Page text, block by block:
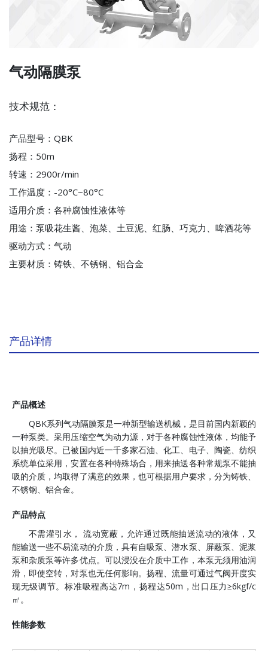
气动隔膜泵
技术规范：
产品型号：QBK
扬程：50m
转速：2900r/min
工作温度：-20°C~80°C
适用介质：各种腐蚀性液体等
用途：泵吸花生酱、泡菜、土豆泥、红肠、巧克力、啤酒花等
驱动方式：气动
主要材质：铸铁、不锈钢、铝合金
产品详情
产品概述
QBK系列气动隔膜泵是一种新型输送机械，是目前国内新颖的
一种泵类。采用压缩空气为动力源，对于各种腐蚀性液体，均能予
以抽光吸尽。已被国内近一千多家石油、化工、电子、陶瓷、纺织
系统单位采用，安置在各种特殊场合，用来抽送各种常规泵不能抽
吸的介质，均取得了满意的效果，也可根据用户要求，分为铸铁、
不锈钢、铝合金。
产品特点
不需灌引水， 流动宽蔽，允许通过既能抽送流动的液体，又
能输送一些不易流动的介质，具有自吸泵、潜水泵、屏蔽泵、泥浆
泵和杂质泵等许多优点。可以浸没在介质中工作，本泵无须用油润
滑，即使空转，对泵也无任何影响。扬程、流量可通过气阀开度实
现无级调节。标准吸程高达7m，扬程达50m，出口压力≥6kgf/c
㎡。
性能参数